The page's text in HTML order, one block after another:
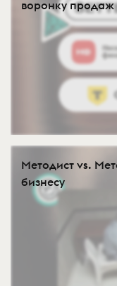
воронку продаж
Методист vs.
бизнесу